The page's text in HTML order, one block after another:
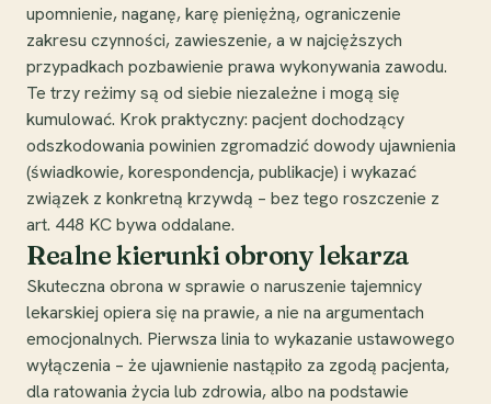
upomnienie, naganę, karę pieniężną, ograniczenie
zakresu czynności, zawieszenie, a w najcięższych
przypadkach pozbawienie prawa wykonywania zawodu.
Te trzy reżimy są od siebie niezależne i mogą się
kumulować. Krok praktyczny: pacjent dochodzący
odszkodowania powinien zgromadzić dowody ujawnienia
(świadkowie, korespondencja, publikacje) i wykazać
związek z konkretną krzywdą – bez tego roszczenie z
art. 448 KC bywa oddalane.
Realne kierunki obrony lekarza
Skuteczna obrona w sprawie o naruszenie tajemnicy
lekarskiej opiera się na prawie, a nie na argumentach
emocjonalnych. Pierwsza linia to wykazanie ustawowego
wyłączenia – że ujawnienie nastąpiło za zgodą pacjenta,
dla ratowania życia lub zdrowia, albo na podstawie